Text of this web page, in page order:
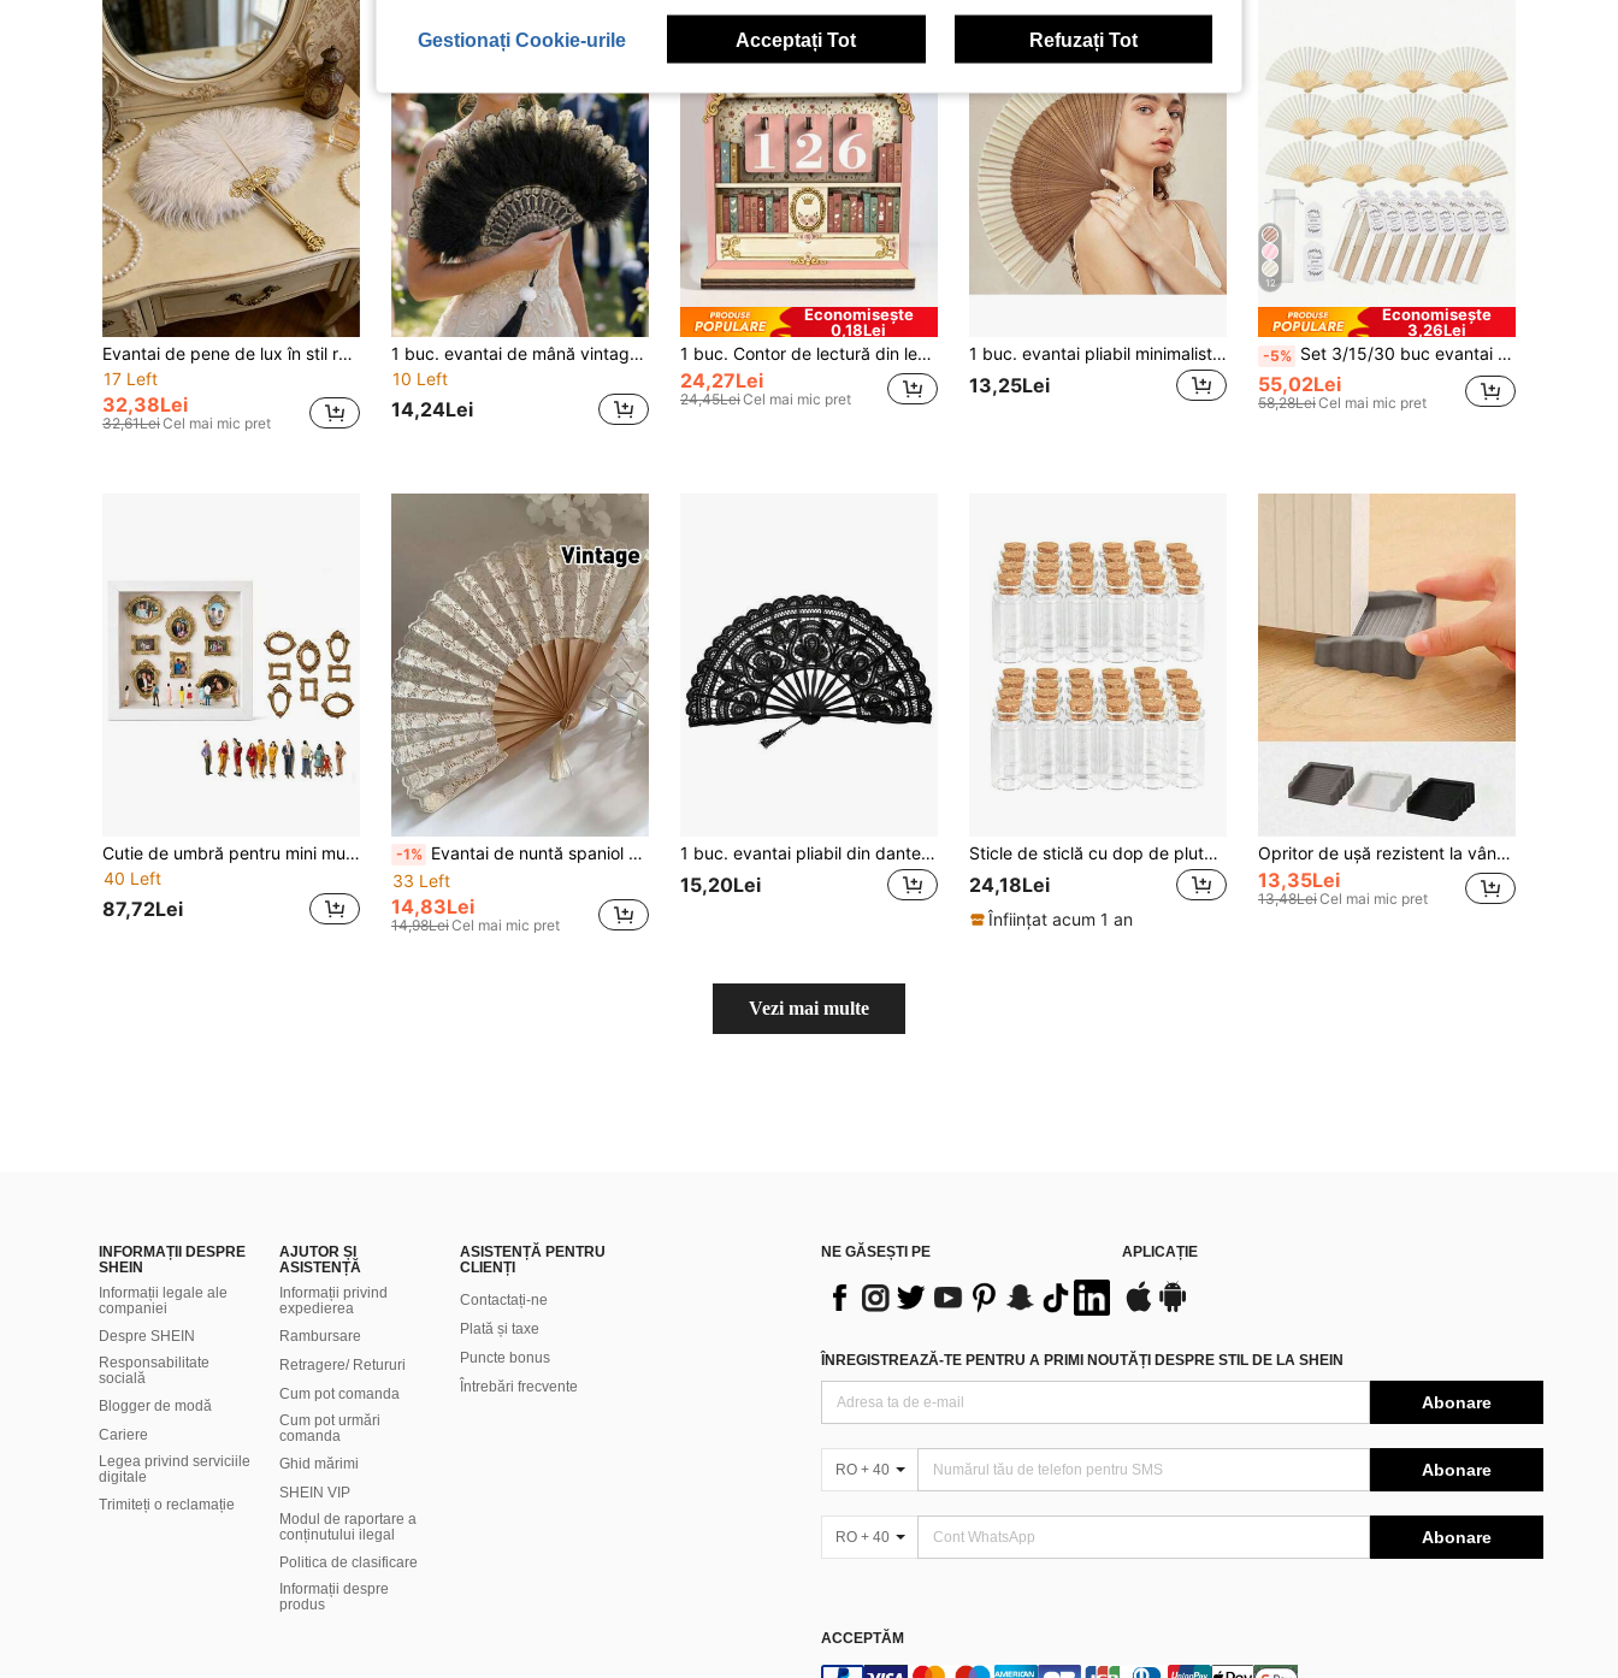
Evantai de pene de lux în stil retro de palat, încrustat cu mâner de diamant și perlă sculptat în aur, recuzită de fotografie Hanfu Cheongsam, evantai elegant de mână pentru petrecere, evantai la modă pentru decorul casei, sărbătoare de absolvire, instrument portabil esențial de vară
17 Left
32,38Lei
32,61LeiCel mai mic pret
1 buc. evantai de mână vintage alb și negru cu pene, decorat cu dantelă aurie și ciucuri cu perle, stil elegant gotic Lolita victorian, pentru nuntă, mireasă, cosplay, costum de Halloween, recuzit foto, decor pentru petrecere de ceai, evantai de mână de lux pentru doame, baluri de machiaj, spectacole de dans, evantai pliabil vintage cu ciucuri, accesoriu esențial pentru răcorire în croaziere, vacanțe, pe plajă și camping
10 Left
14,24Lei
Economisește
0,18Lei
1 buc. Contor de lectură din lemn, poate fi folosit ca ornament de birou, calendar de birou amuzant sau obiect artizan din lemn, decor pentru bibliotecă și raft de cărți, tracker de cărți, cadou pentru cititori, cadou pentru pasionați de cărți, cadou de Crăciun pentru iubitorii de cărți
24,27Lei
24,45LeiCel mai mic pret
1 buc. evantai pliabil minimalist la modă, din material premium și cu coaste de evantai, moale și fin, ușor de deschis și închis, răcorire portabilă de vară, potrivit pentru petreceri, aniversări, concerte, nunți, cadouri pentru domnișoare de onoare, ieșiri, plajă, călătorii, esențial pentru călătorii, Anul Nou, Ziua Îndrăgostiților, sezonul de absolvire
13,25Lei
12
Economisește
3,26Lei
-5% Set 3/15/30 buc evantai pliabil elegant negru, include felicitări de mulțumire și pungi cadou, evantai de mână din bambus pentru mireasă pentru petrecerea burlacilor, nuntă, cadouri pentru domnișoare de onoare și decor de nuntă, perfecte pentru petreceri, evenimente, accesorii de vară, decor pentru casă, decorațiuni de Crăciun
55,02Lei
58,28LeiCel mai mic pret
Cutie de umbră pentru mini muzeu DIY - Sărbătorește-ți amintirile prețioase într-un mod unic, Kit ramă pentru cutie de umbră cu afișaj foto personalizat și figurine miniaturale, Decor unic personalizat pentru amintiri
40 Left
87,72Lei
-1% Evantai de nuntă spaniol vintage - Decor elegant cu dantelă florală, Evantai de mână pliabil din lemn natural pentru petrecerea miresei, Decor de nuntă - Piesă centrală de masă elegantă sau cadou de nuntă - Durabil și ușor, Accesoriu pentru petrecerea miresei, Meșteșug rafinat
33 Left
14,83Lei
14,98LeiCel mai mic pret
1 buc. evantai pliabil din dantelă, stil vintage, lucrat manual din bambus, cu ciucure, potrivit pentru femei, mirese, cosplay, decor pentru casă și nuntă
15,20Lei
Sticle de sticlă cu dop de plută 5/30/50 buc 10 ml borcane de vrăji sticle de poțiune de Halloween decor dorințe sticle pentru Baby Shower nuntă favoruri petrecere decorare DIY artă accesorii de depozitare
24,18Lei
Înființat acum 1 an
Opritor de ușă rezistent la vânt din cauciuc creativ, opritor de ușă anti-ciupire anti-coliziune, potrivit pentru toate casele, decor perfect și accesoriu de pentru casă și birou
13,35Lei
13,48LeiCel mai mic pret
Vezi mai multe
INFORMAȚII DESPRE
SHEIN
Informații legale ale
companiei
Despre SHEIN
Responsabilitate
socială
Blogger de modă
Cariere
Legea privind serviciile
digitale
Trimiteți o reclamație
AJUTOR ȘI
ASISTENȚĂ
Informații privind
expedierea
Rambursare
Retragere/ Retururi
Cum pot comanda
Cum pot urmări
comanda
Ghid mărimi
SHEIN VIP
Modul de raportare a
conținutului ilegal
Politica de clasificare
​Informații despre
produs
ASISTENȚĂ PENTRU
CLIENȚI
Contactați-ne
Plată și taxe
Puncte bonus
Întrebări frecvente
NE GĂSEȘTI PE APLICAȚIE
ÎNREGISTREAZĂ-TE PENTRU A PRIMI NOUTĂȚI DESPRE STIL DE LA SHEIN
Abonare
RO + 40 Abonare
RO + 40 Abonare
ACCEPTĂM
Gestionați Cookie-urile Acceptați Tot Refuzați Tot